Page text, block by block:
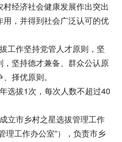
经济社会健康发展作出突出
，并得到社会广泛认可的优
工作坚持党管人才原则，坚
坚持德才兼备、群众公认原
择优原则。
选拔1次，每次人数不超过40
立市乡村之星选拔管理工作
理工作办公室”），负责市乡